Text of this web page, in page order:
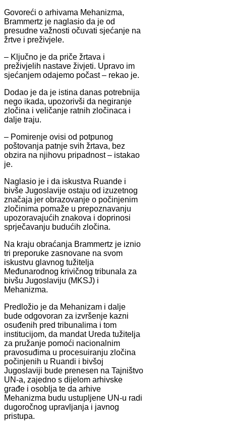
Govoreći o arhivama Mehanizma,
Brammertz je naglasio da je od
presudne važnosti očuvati sjećanje na
žrtve i preživjele.
– Ključno je da priče žrtava i
preživjelih nastave živjeti. Upravo im
sjećanjem odajemo počast – rekao je.
Dodao je da je istina danas potrebnija
nego ikada, upozorivši da negiranje
zločina i veličanje ratnih zločinaca i
dalje traju.
– Pomirenje ovisi od potpunog
poštovanja patnje svih žrtava, bez
obzira na njihovu pripadnost – istakao
je.
Naglasio je i da iskustva Ruande i
bivše Jugoslavije ostaju od izuzetnog
značaja jer obrazovanje o počinjenim
zločinima pomaže u prepoznavanju
upozoravajućih znakova i doprinosi
sprječavanju budućih zločina.
Na kraju obraćanja Brammertz je iznio
tri preporuke zasnovane na svom
iskustvu glavnog tužitelja
Međunarodnog krivičnog tribunala za
bivšu Jugoslaviju (MKSJ) i
Mehanizma.
Predložio je da Mehanizam i dalje
bude odgovoran za izvršenje kazni
osuđenih pred tribunalima i tom
institucijom, da mandat Ureda tužitelja
za pružanje pomoći nacionalnim
pravosuđima u procesuiranju zločina
počinjenih u Ruandi i bivšoj
Jugoslaviji bude prenesen na Tajništvo
UN-a, zajedno s dijelom arhivske
građe i osoblja te da arhive
Mehanizma budu ustupljene UN-u radi
dugoročnog upravljanja i javnog
pristupa.